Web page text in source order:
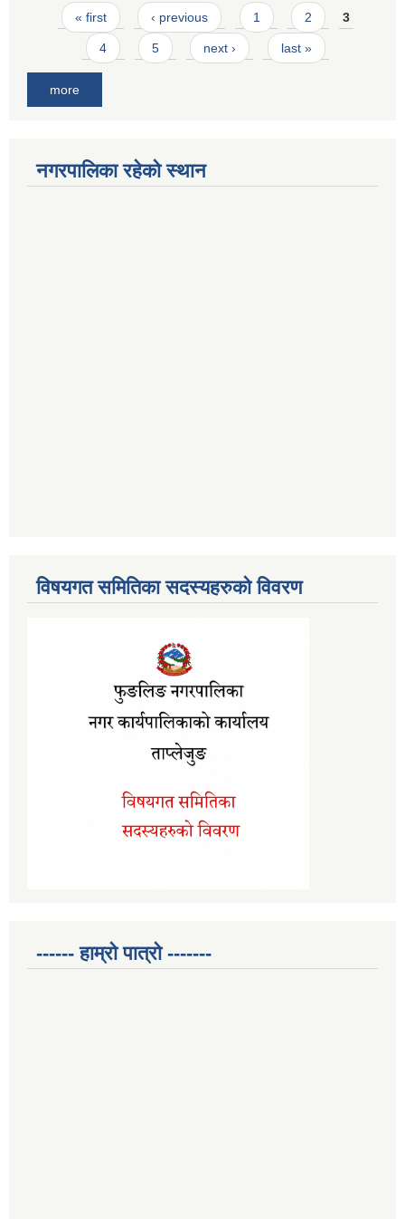
Pages
« first ‹ previous 1 2 3
4 5 next › last »
more
नगरपालिका रहेको स्थान
विषयगत समितिका सदस्यहरुको विवरण
------ हाम्रो पात्रो -------